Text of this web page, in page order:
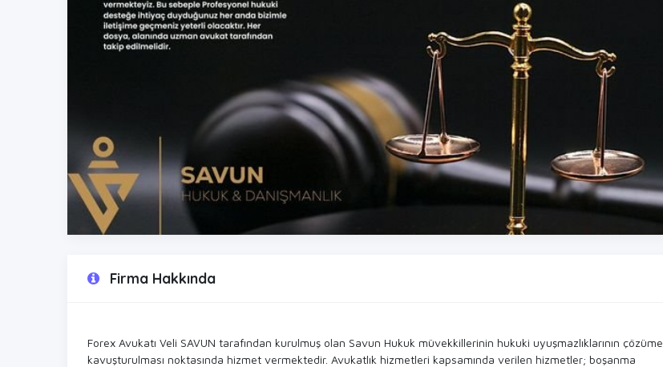
Firma Hakkında
Forex Avukatı Veli SAVUN tarafından kurulmuş olan Savun Hukuk müvekkillerinin hukuki uyuşmazlıklarının çözüme
kavuşturulması noktasında hizmet vermektedir. Avukatlık hizmetleri kapsamında verilen hizmetler; boşanma